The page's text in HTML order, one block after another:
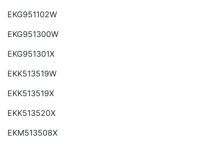
EKG951102W
EKG951300W
EKG951301X
EKK513519W
EKK513519X
EKK513520X
EKM513508X